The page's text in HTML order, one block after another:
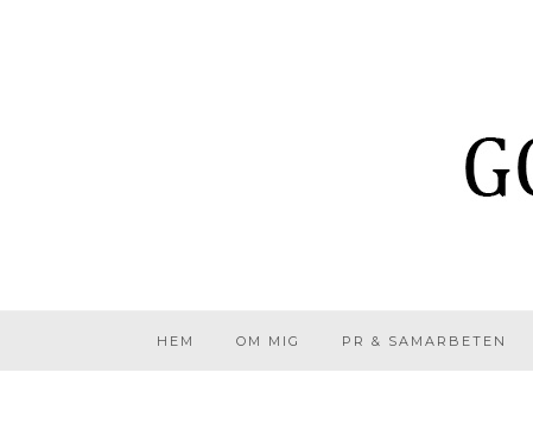
HEM OM MIG PR & SAMARBETEN